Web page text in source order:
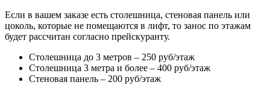
Если в вашем заказе есть столешница, стеновая панель или
цоколь, которые не помещаются в лифт, то занос по этажам
будет рассчитан согласно прейскуранту.
Столешница до 3 метров – 250 руб/этаж
Столешница 3 метра и более – 400 руб/этаж
Стеновая панель – 200 руб/этаж